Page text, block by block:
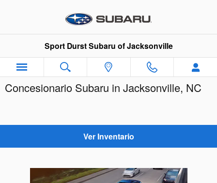
Sport Durst Subaru of Jacksonville
Concesionario Subaru in Jacksonville, NC
Ver Inventario